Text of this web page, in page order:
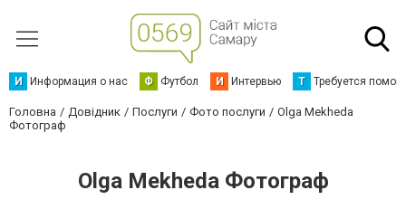
И Информация о нас Ф Футбол И Интервью Т Требуется
Головна Довідник Послуги Фото послуги
Оlga Мekheda
Фотограф
Оlga Мekheda Фотограф